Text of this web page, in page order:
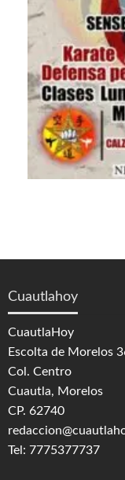
Cuautlahoy
CuautlaHoy
Escolta de Morelos
Col. Centro
Cuautla, Morelos
CP. 62740
Tel: 7775377737